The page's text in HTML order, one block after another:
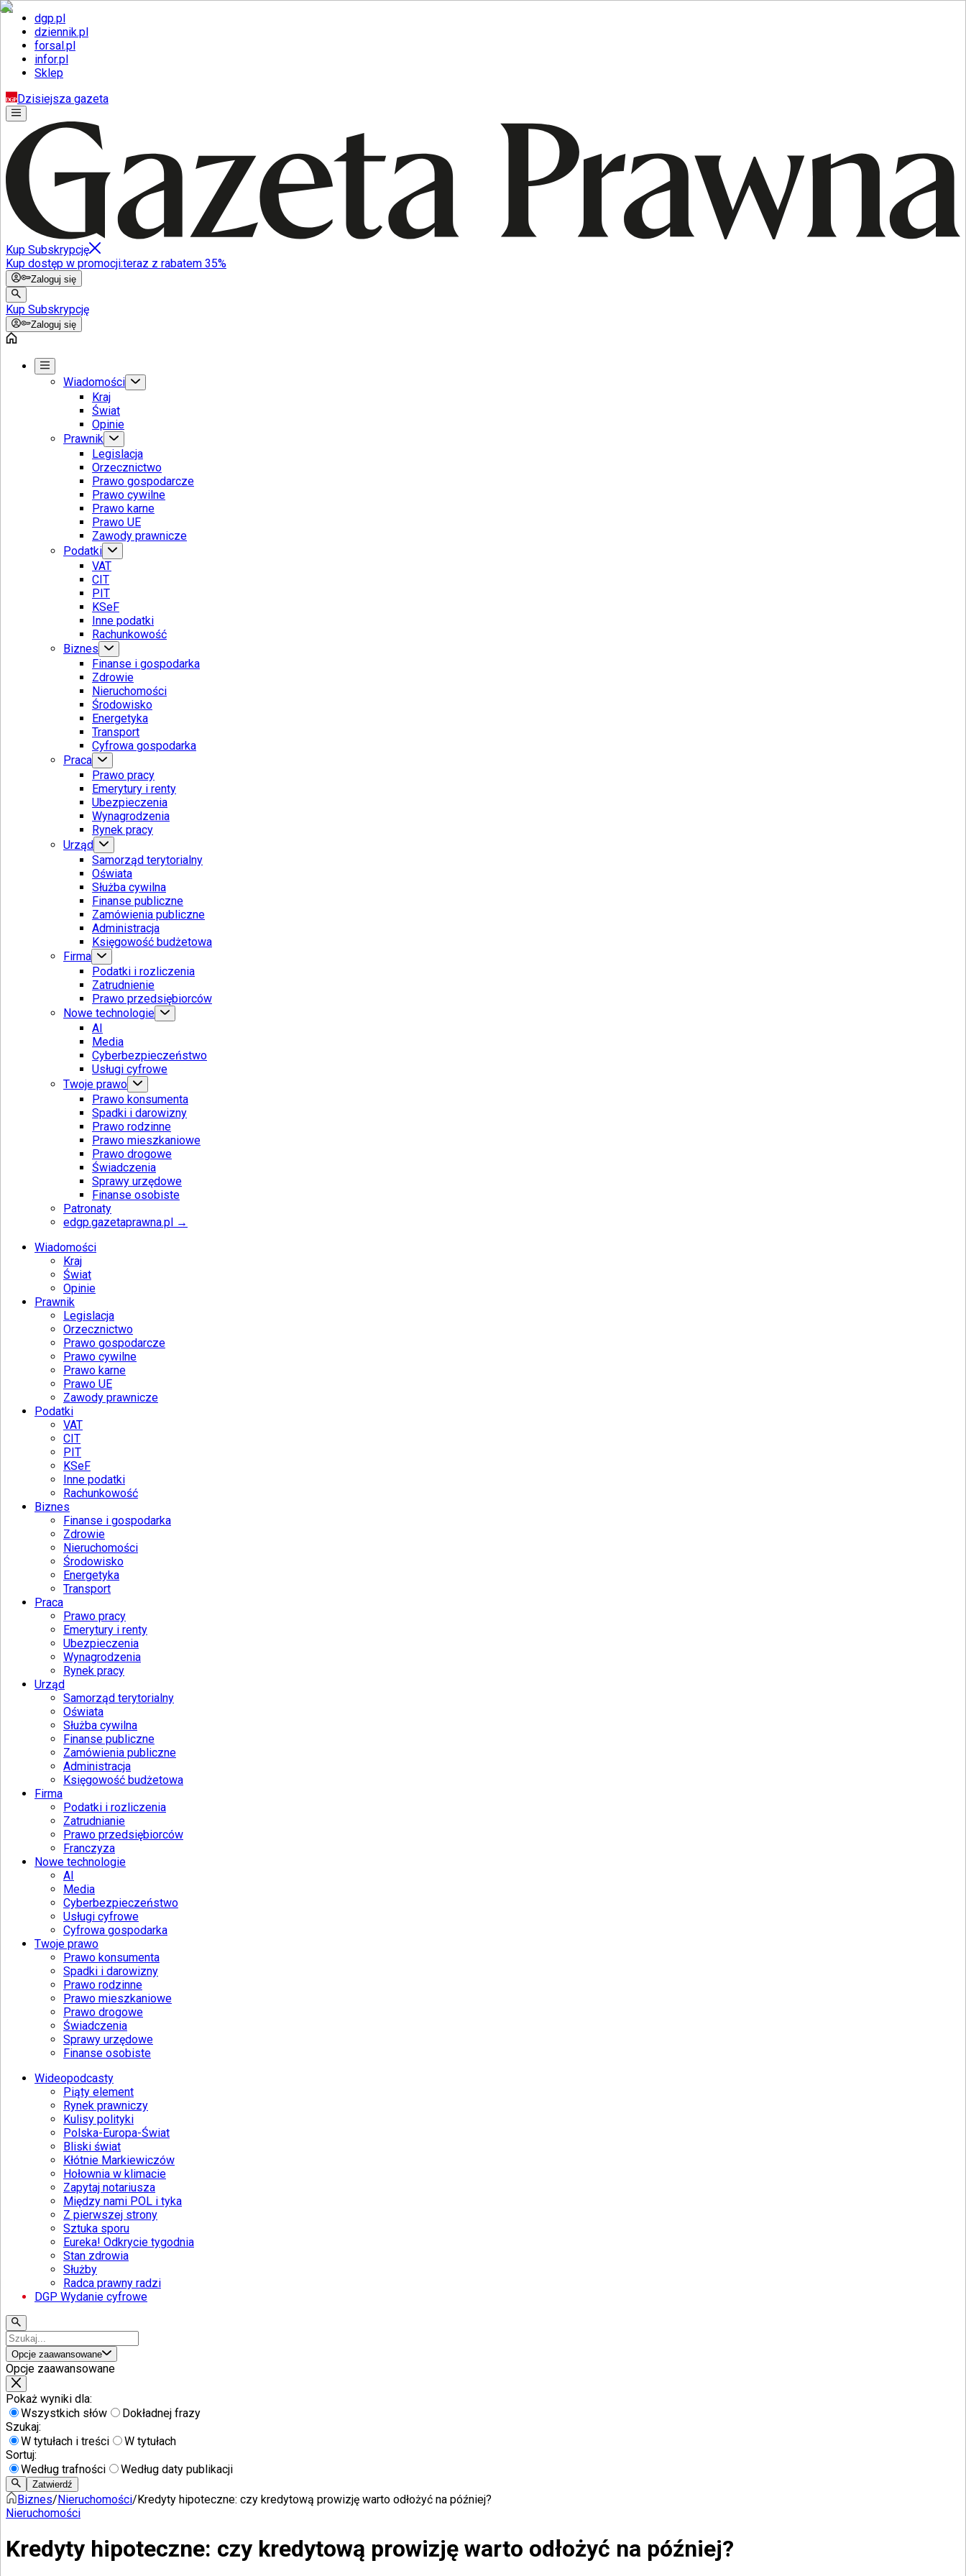
dgp.pl
dziennik.pl
forsal.pl
infor.pl
Sklep
Dzisiejsza gazeta
Kup Subskrypcję
Kup dostęp w promocji:teraz z rabatem 35%
Zaloguj się
Kup Subskrypcję
Zaloguj się
Wiadomości
Kraj
Świat
Opinie
Prawnik
Legislacja
Orzecznictwo
Prawo gospodarcze
Prawo cywilne
Prawo karne
Prawo UE
Zawody prawnicze
Podatki
VAT
CIT
PIT
KSeF
Inne podatki
Rachunkowość
Biznes
Finanse i gospodarka
Zdrowie
Nieruchomości
Środowisko
Energetyka
Transport
Cyfrowa gospodarka
Praca
Prawo pracy
Emerytury i renty
Ubezpieczenia
Wynagrodzenia
Rynek pracy
Urząd
Samorząd terytorialny
Oświata
Służba cywilna
Finanse publiczne
Zamówienia publiczne
Administracja
Księgowość budżetowa
Firma
Podatki i rozliczenia
Zatrudnienie
Prawo przedsiębiorców
Nowe technologie
AI
Media
Cyberbezpieczeństwo
Usługi cyfrowe
Twoje prawo
Prawo konsumenta
Spadki i darowizny
Prawo rodzinne
Prawo mieszkaniowe
Prawo drogowe
Świadczenia
Sprawy urzędowe
Finanse osobiste
Patronaty
edgp.gazetaprawna.pl →
Wiadomości
Kraj
Świat
Opinie
Prawnik
Legislacja
Orzecznictwo
Prawo gospodarcze
Prawo cywilne
Prawo karne
Prawo UE
Zawody prawnicze
Podatki
VAT
CIT
PIT
KSeF
Inne podatki
Rachunkowość
Biznes
Finanse i gospodarka
Zdrowie
Nieruchomości
Środowisko
Energetyka
Transport
Praca
Prawo pracy
Emerytury i renty
Ubezpieczenia
Wynagrodzenia
Rynek pracy
Urząd
Samorząd terytorialny
Oświata
Służba cywilna
Finanse publiczne
Zamówienia publiczne
Administracja
Księgowość budżetowa
Firma
Podatki i rozliczenia
Zatrudnianie
Prawo przedsiębiorców
Franczyza
Nowe technologie
AI
Media
Cyberbezpieczeństwo
Usługi cyfrowe
Cyfrowa gospodarka
Twoje prawo
Prawo konsumenta
Spadki i darowizny
Prawo rodzinne
Prawo mieszkaniowe
Prawo drogowe
Świadczenia
Sprawy urzędowe
Finanse osobiste
Wideopodcasty
Piąty element
Rynek prawniczy
Kulisy polityki
Polska-Europa-Świat
Bliski świat
Kłótnie Markiewiczów
Hołownia w klimacie
Zapytaj notariusza
Między nami POL i tyka
Z pierwszej strony
Sztuka sporu
Eureka! Odkrycie tygodnia
Stan zdrowia
Służby
Radca prawny radzi
DGP Wydanie cyfrowe
Opcje zaawansowane
Opcje zaawansowane
Pokaż wyniki dla:
Wszystkich słów
Dokładnej frazy
Szukaj:
W tytułach i treści
W tytułach
Sortuj:
Według trafności
Według daty publikacji
Zatwierdź
Biznes/Nieruchomości/Kredyty hipoteczne: czy kredytową prowizję warto odłożyć na później?
Nieruchomości
Kredyty hipoteczne: czy kredytową prowizję warto odłożyć na później?